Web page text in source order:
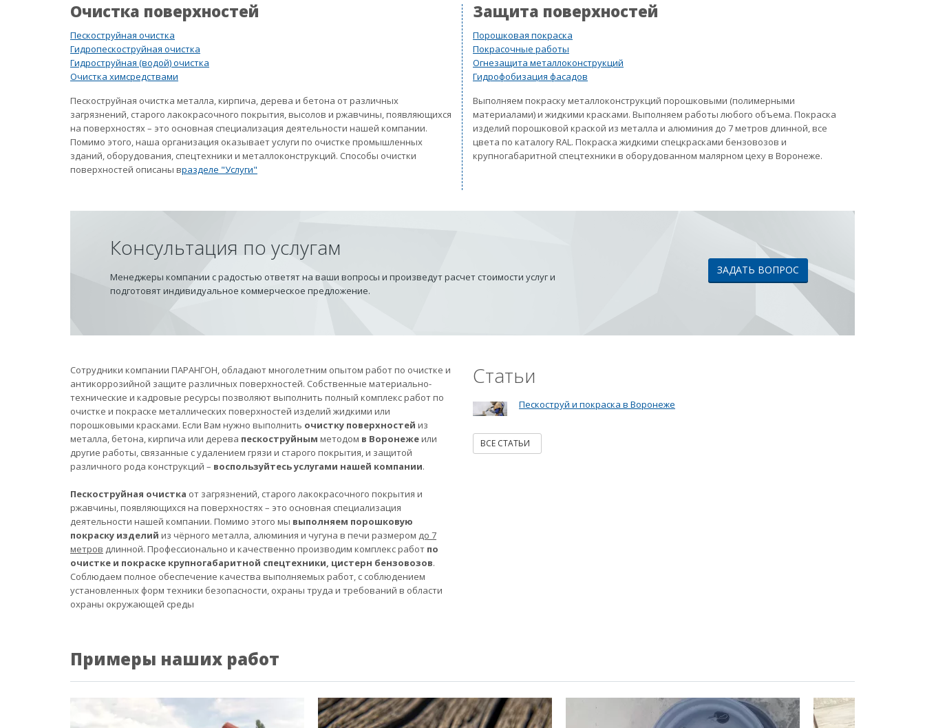
Очистка поверхностей
Пескоструйная очистка
Гидропескоструйная очистка
Гидроструйная (водой) очистка
Очистка химсредствами
Пескоструйная очистка металла, кирпича, дерева и бетона от различных
загрязнений, старого лакокрасочного покрытия, высолов и ржавчины, появляющихся
на поверхностях – это основная специализация деятельности нашей компании.
Помимо этого, наша организация оказывает услуги по очистке промышленных
зданий, оборудования, спецтехники и металлоконструкций. Способы очистки
поверхностей описаны вразделе "Услуги"
Защита поверхностей
Порошковая покраска
Покрасочные работы
Огнезащита металлоконструкций
Гидрофобизация фасадов
Выполняем покраску металлоконструкций порошковыми (полимерными
материалами) и жидкими красками. Выполняем работы любого объема. Покраска
изделий порошковой краской из металла и алюминия до 7 метров длинной, все
цвета по каталогу RAL. Покраска жидкими спецкрасками бензовозов и
крупногабаритной спецтехники в оборудованном малярном цеху в Воронеже.
Консультация по услугам
Менеджеры компании с радостью ответят на ваши вопросы и произведут расчет стоимости услуг и
подготовят индивидуальное коммерческое предложение.
ЗАДАТЬ ВОПРОС
Сотрудники компании ПАРАНГОН, обладают многолетним опытом работ по очистке и
антикоррозийной защите различных поверхностей. Собственные материально-
технические и кадровые ресурсы позволяют выполнить полный комплекс работ по
очистке и покраске металлических поверхностей изделий жидкими или
порошковыми красками. Если Вам нужно выполнить очистку поверхностей из
металла, бетона, кирпича или дерева пескоструйным методом в Воронежеили
другие работы, связанные с удалением грязи и старого покрытия, и защитой
различного рода конструкций – воспользуйтесь услугами нашей компании.
Пескоструйная очистка от загрязнений, старого лакокрасочного покрытия и
ржавчины, появляющихся на поверхностях – это основная специализация
деятельности нашей компании. Помимо этого мы выполняем порошковую
покраску изделий из чёрного металла, алюминия и чугуна в печи размером до 7
метров длинной. Профессионально и качественно производим комплекс работ по
очистке и покраске крупногабаритной спецтехники, цистерн бензовозов.
Соблюдаем полное обеспечение качества выполняемых работ, с соблюдением
установленных форм техники безопасности, охраны труда и требований в области
охраны окружающей среды
Статьи
Пескоструй и покраска в Воронеже
ВСЕ СТАТЬИ
Примеры наших работ